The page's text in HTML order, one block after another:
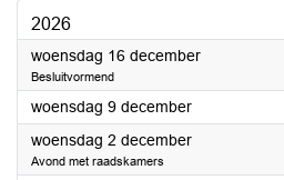
2026
woensdag 16 december2026
Besluitvormend
woensdag 9 december2026
woensdag 2 december2026
Avond met raadskamers